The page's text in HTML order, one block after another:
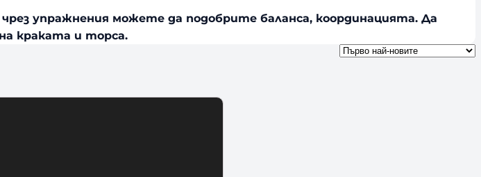
чрез упражнения можете да подобрите баланса, координацията. Да
краката и торса.